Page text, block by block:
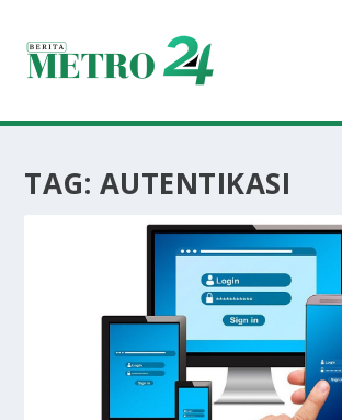
TAG: AUTENTIKASI